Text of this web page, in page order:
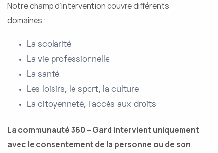
Notre champ d’intervention couvre différents
domaines :
La scolarité
La vie professionnelle
La santé
Les loisirs, le sport, la culture
La citoyenneté, l’accès aux droits
La communauté 360 – Gard intervient uniquement
avec le consentement de la personne ou de son